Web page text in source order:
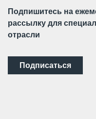
Подпишитесь на
рассылку для
отрасли
Подписаться